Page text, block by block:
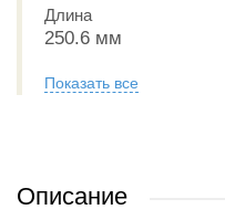
Длина
250.6 мм
Показать все
Описание